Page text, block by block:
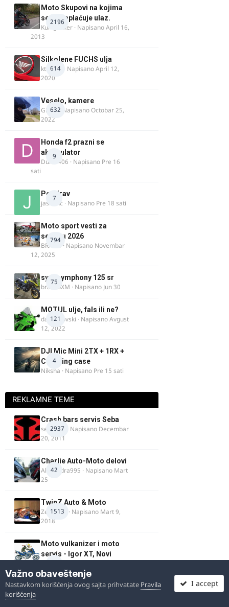
2196
Moto Skupovi na kojima
se ne naplaćuje ulaz.
Kum_Mixer · NapisanoApril 16,
2013
614
Silkolene FUCHS ulja
ktm600 · NapisanoApril 12,
2020
632
Veselo, kamere
GR 46· NapisanoOctobar 25,
2022
9
Honda f2 prazni se
akomulator
Dule1406 · Napisano Pre 16
sati
7
Pozdrav
jasminc · Napisano Pre 18 sati
794
Moto sport vesti za
sezonu 2026
BRACO · Napisano Novembar
12, 2025
75
sym symphony 125 sr
brankoXM · Napisano Jun 30
121
MOTUL ulje, fals ili ne?
dalipopovski · NapisanoAvgust
12, 2022
4
DJI Mic Mini 2TX + 1RX +
Charging case
Niksha · Napisano Pre 15 sati
REKLAMNE TEME
2937
Crash bars servis Seba
seba011 · Napisano Decembar
20, 2011
42
Charlie Auto-Moto delovi
Alexandra995 · Napisano Mart
25
1513
TwinZ Auto & Moto
Zeljkamp · Napisano Mart 9,
2018
51
Moto vulkanizer i moto
servis - Igor XT, Novi
igorxt· NapisanoNovembar 4,
2010
Važno obaveštenje
Nastavkom korišćenja ovog sajta prihvatate Pravila
korišćenja
I accept